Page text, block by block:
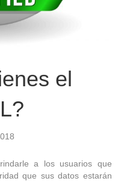
el
a los usuarios que
que sus datos estarán